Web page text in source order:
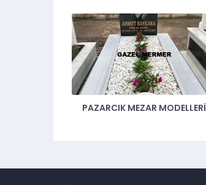
PAZARCIK MEZAR MODELLERI